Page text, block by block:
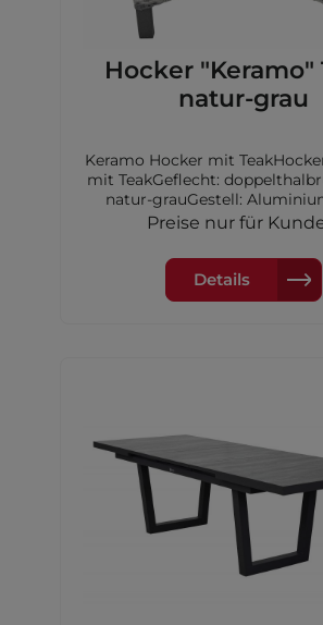
Hocker "Keramo" Teak,
natur-grau
Keramo Hocker mit TeakHocker
mit TeakGeflecht:
natur-grauGestell:
anthrazitinkl. KissenMaterial
grandis)FSC 100%GFA-COC-
Preise nur für
Details